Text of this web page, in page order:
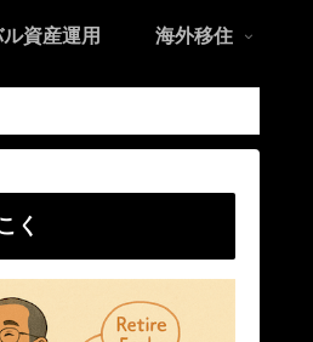
資産運用 海外移住
く